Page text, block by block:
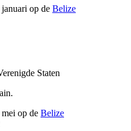
op de Belize
Staten
op de Belize